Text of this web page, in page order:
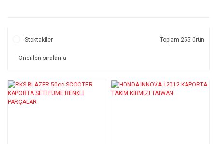
Stoktakiler Toplam 255 ürün